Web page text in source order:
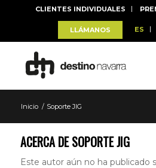
CLIENTES INDIVIDUALES
LLÁMANOS ES
Inicio / Soporte JIG
ACERCA DESOPORTE JIG
Este autor aún no ha publicado